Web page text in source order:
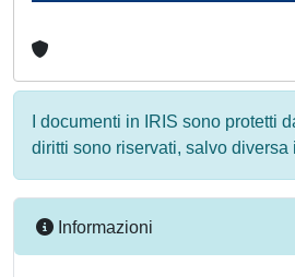
I documenti in IRIS sono protetti
diritti sono riservati, salvo diversa
Informazioni